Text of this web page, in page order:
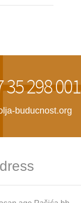
35 298 001
buducnost.org